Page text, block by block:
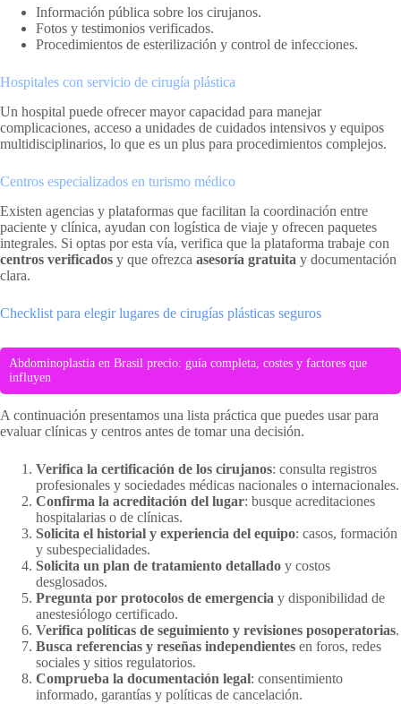
Información pública sobre los cirujanos.
Fotos y testimonios verificados.
Procedimientos de esterilización y control de infecciones.
Hospitales con servicio de cirugía plástica
Un hospital puede ofrecer mayor capacidad para manejar
complicaciones, acceso a unidades de cuidados intensivos y equipos
multidisciplinarios, lo que es un plus para procedimientos complejos.
Centros especializados en turismo médico
Existen agencias y plataformas que facilitan la coordinación entre
paciente y clínica, ayudan con logística de viaje y ofrecen paquetes
integrales. Si optas por esta vía, verifica que la plataforma trabaje con
centros verificados y que ofrezca asesoría gratuita y documentación
clara.
Checklist para elegir lugares de cirugías plásticas seguros
Abdominoplastia en Brasil precio: guía completa, costes y factores que
influyen
A continuación presentamos una lista práctica que puedes usar para
evaluar clínicas y centros antes de tomar una decisión.
Verifica la certificación de los cirujanos: consulta registros
profesionales y sociedades médicas nacionales o internacionales.
Confirma la acreditación del lugar: busque acreditaciones
hospitalarias o de clínicas.
Solicita el historial y experiencia del equipo: casos, formación
y subespecialidades.
Solicita un plan de tratamiento detallado y costos
desglosados.
Pregunta por protocolos de emergencia y disponibilidad de
anestesiólogo certificado.
Verifica políticas de seguimiento y revisiones posoperatorias.
Busca referencias y reseñas independientes en foros, redes
sociales y sitios regulatorios.
Comprueba la documentación legal: consentimiento
informado, garantías y políticas de cancelación.